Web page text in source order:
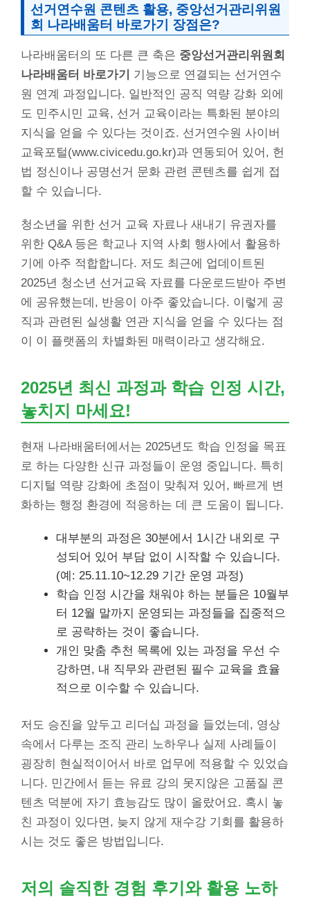
선거연수원 콘텐츠 활용, 중앙선거관리위원
회 나라배움터 바로가기 장점은?
나라배움터의 또 다른 큰 축은 중앙선거관리위원회
나라배움터 바로가기
기능으로 연결되는 선거연수
원 연계 과정입니다. 일반적인 공직 역량 강화 외에
도 민주시민 교육, 선거 교육이라는 특화된 분야의
지식을 얻을 수 있다는 것이죠. 선거연수원 사이버
교육포털(www.civicedu.go.kr)과 연동되어 있어, 헌
법 정신이나 공명선거 문화 관련 콘텐츠를 쉽게 접
할 수 있습니다.
청소년을 위한 선거 교육 자료나 새내기 유권자를
위한 Q&A 등은 학교나 지역 사회 행사에서 활용하
기에 아주 적합합니다. 저도 최근에 업데이트된
2025년 청소년 선거교육 자료를 다운로드받아 주변
에 공유했는데, 반응이 아주 좋았습니다. 이렇게 공
직과 관련된 실생활 연관 지식을 얻을 수 있다는 점
이 이 플랫폼의 차별화된 매력이라고 생각해요.
2025년 최신 과정과 학습 인정 시간,
놓치지 마세요!
현재 나라배움터에서는 2025년도 학습 인정을 목표
로 하는 다양한 신규 과정들이 운영 중입니다. 특히
디지털 역량 강화에 초점이 맞춰져 있어, 빠르게 변
화하는 행정 환경에 적응하는 데 큰 도움이 됩니다.
대부분의 과정은 30분에서 1시간 내외로 구
성되어 있어 부담 없이 시작할 수 있습니다.
(예: 25.11.10~12.29 기간 운영 과정)
학습 인정 시간을 채워야 하는 분들은 10월부
터 12월 말까지 운영되는 과정들을 집중적으
로 공략하는 것이 좋습니다.
개인 맞춤 추천 목록에 있는 과정을 우선 수
강하면, 내 직무와 관련된 필수 교육을 효율
적으로 이수할 수 있습니다.
저도 승진을 앞두고 리더십 과정을 들었는데, 영상
속에서 다루는 조직 관리 노하우나 실제 사례들이
굉장히 현실적이어서 바로 업무에 적용할 수 있었습
니다. 민간에서 듣는 유료 강의 못지않은 고품질 콘
텐츠 덕분에 자기 효능감도 많이 올랐어요. 혹시 놓
친 과정이 있다면, 늦지 않게 재수강 기회를 활용하
시는 것도 좋은 방법입니다.
저의 솔직한 경험 후기와 활용 노하